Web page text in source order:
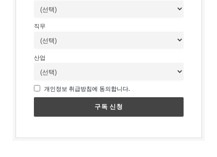
직무
산업
개인정보 취급방침에 동의합니다.